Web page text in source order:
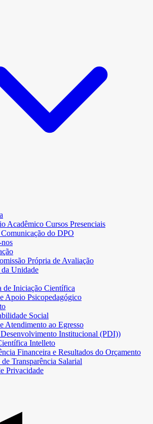
Acadêmico Cursos Presenciais
do DPO
Própria de Avaliação
Unidade
de Iniciação Científica
Apoio Psicopedagógico
Social
Atendimento ao Egresso
Institucional (PDI))
Intelleto
Financeira e Resultados do Orçamento
Transparência Salarial
Privacidade